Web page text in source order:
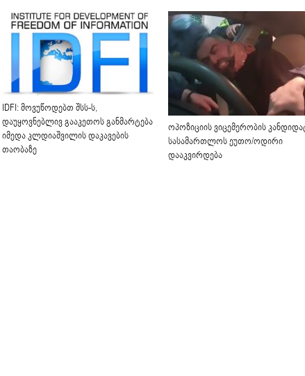
IDFI: მოვუწოდებთ შსს-ს,
დაუყოვნებლივ გააკეთოს განმარტება
იმედა კლდიაშვილის დაკავების
თაობაზე
ოპოზიციის ვიცემერობის
სასამართლოს ეუთო/ოდირი
დააკვირდება